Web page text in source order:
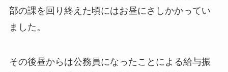
部の課を回り終えた頃にはお昼にさしかかってい
ました。
その後昼からは公務員になったことによる給与振